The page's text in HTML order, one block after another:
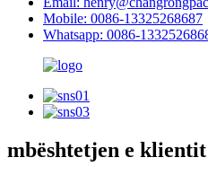
Mobile: 0086-13325268687
Whatsapp: 0086-
mbështetjen e klientit